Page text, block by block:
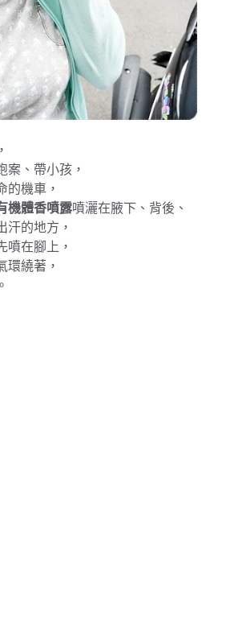
案、帶小孩，
的機車，
機體香噴露噴灑在腋下、背後、
汗的地方，
噴在腳上，
環繞著，